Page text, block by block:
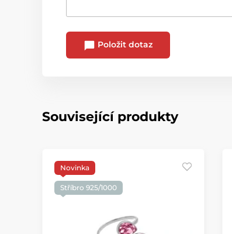
Položit dotaz
Související produkty
Novinka
Stříbro 925/1000